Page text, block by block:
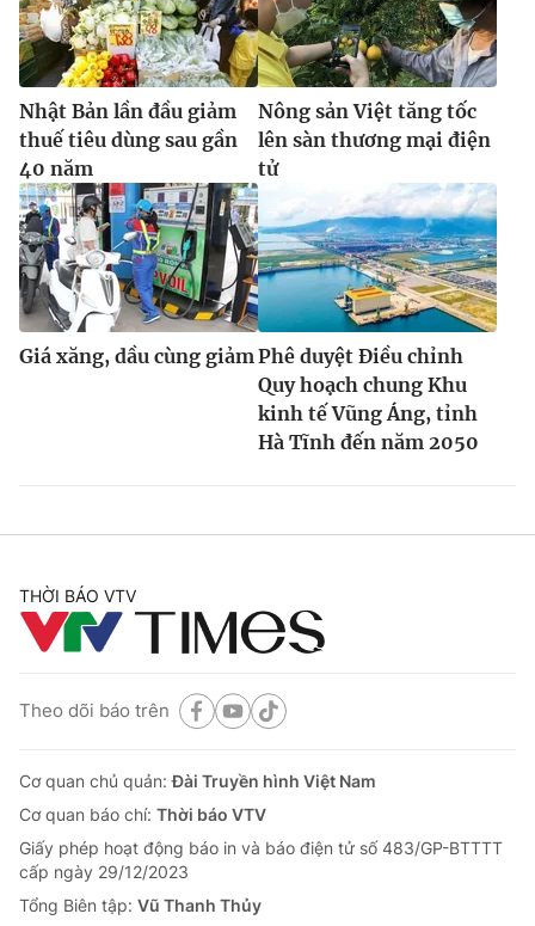
Nhật Bản lần đầu giảm
thuế tiêu dùng sau gần
40 năm
Nông sản Việt tăng tốc
lên sàn thương mại điện
tử
Giá xăng, dầu cùng giảm Phê duyệt Điều chỉnh
Quy hoạch chung Khu
kinh tế Vũng Áng, tỉnh
Hà Tĩnh đến năm 2050
THỜI BÁO VTV
Theo dõi báo trên
Cơ quan chủ quản:Đài Truyền hình Việt Nam
Cơ quan báo chí: Thời báo VTV
Giấy phép hoạt động báo in và báo điện tử số 483/GP-BTTTT
cấp ngày 29/12/2023
Tổng Biên tập: Vũ Thanh Thủy